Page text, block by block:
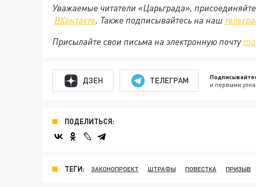
Уважаемые читатели «Царьграда»,
ВКонтакте. Также подписывайтесь на наш
Присылайте свои письма на электронную почту
ДЗЕН ТЕЛЕГРАМ и первыми
ПОДЕЛИТЬСЯ:
ТЕГИ: ЗАКОНОПРОЕКТ ШТРАФЫ ПОВЕСТКА ПРИЗЫВ